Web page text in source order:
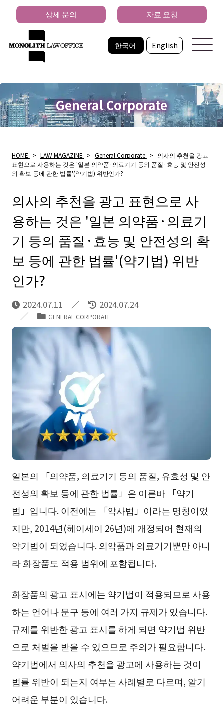
한국어 English
상세 문의 자료 요청
General Corporate
HOME > LAW MAGAZINE > General Corporate > 의사의 추천을 광고
표현으로 사용하는 것은 '일본 의약품·의료기기 등의 품질·효능 및 안전성
의 확보 등에 관한 법률'(약기법) 위반인가?
의사의 추천을 광고 표현으로 사
용하는 것은 '일본 의약품·의료기
기 등의 품질·효능 및 안전성의 확
보 등에 관한 법률'(약기법) 위반
인가?
2024.07.11 2024.07.24
GENERAL CORPORATE
일본의 「의약품, 의료기기 등의 품질, 유효성 및 안
전성의 확보 등에 관한 법률」은 이른바 「약기
법」입니다. 이전에는 「약사법」이라는 명칭이었
지만, 2014년(헤이세이 26년)에 개정되어 현재의
약기법이 되었습니다. 의약품과 의료기기뿐만 아니
라 화장품도 적용 범위에 포함됩니다.
화장품의 광고 표시에는 약기법이 적용되므로 사용
하는 언어나 문구 등에 여러 가지 규제가 있습니다.
규제를 위반한 광고 표시를 하게 되면 약기법 위반
으로 처벌을 받을 수 있으므로 주의가 필요합니다.
약기법에서 의사의 추천을 광고에 사용하는 것이
법률 위반이 되는지 여부는 사례별로 다르며, 알기
어려운 부분이 있습니다.